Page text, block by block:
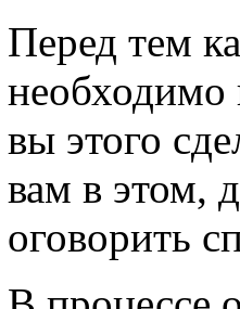
Перед тем
необходимо
вы этого
вам в этом,
оговорить